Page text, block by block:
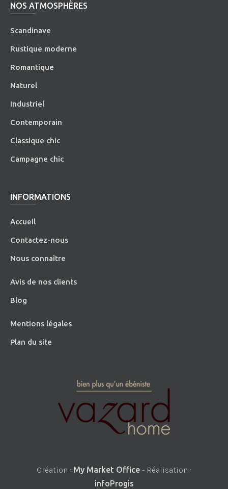
NOS ATMOSPHÈRES
Scandinave
Rustique moderne
Romantique
Naturel
Industriel
Contemporain
Classique chic
Campagne chic
INFORMATIONS
Accueil
Contactez-nous
Nous connaître
Avis de nos clients
Blog
Mentions légales
Plan du site
Création : My Market Office - Réalisation :
infoProgis